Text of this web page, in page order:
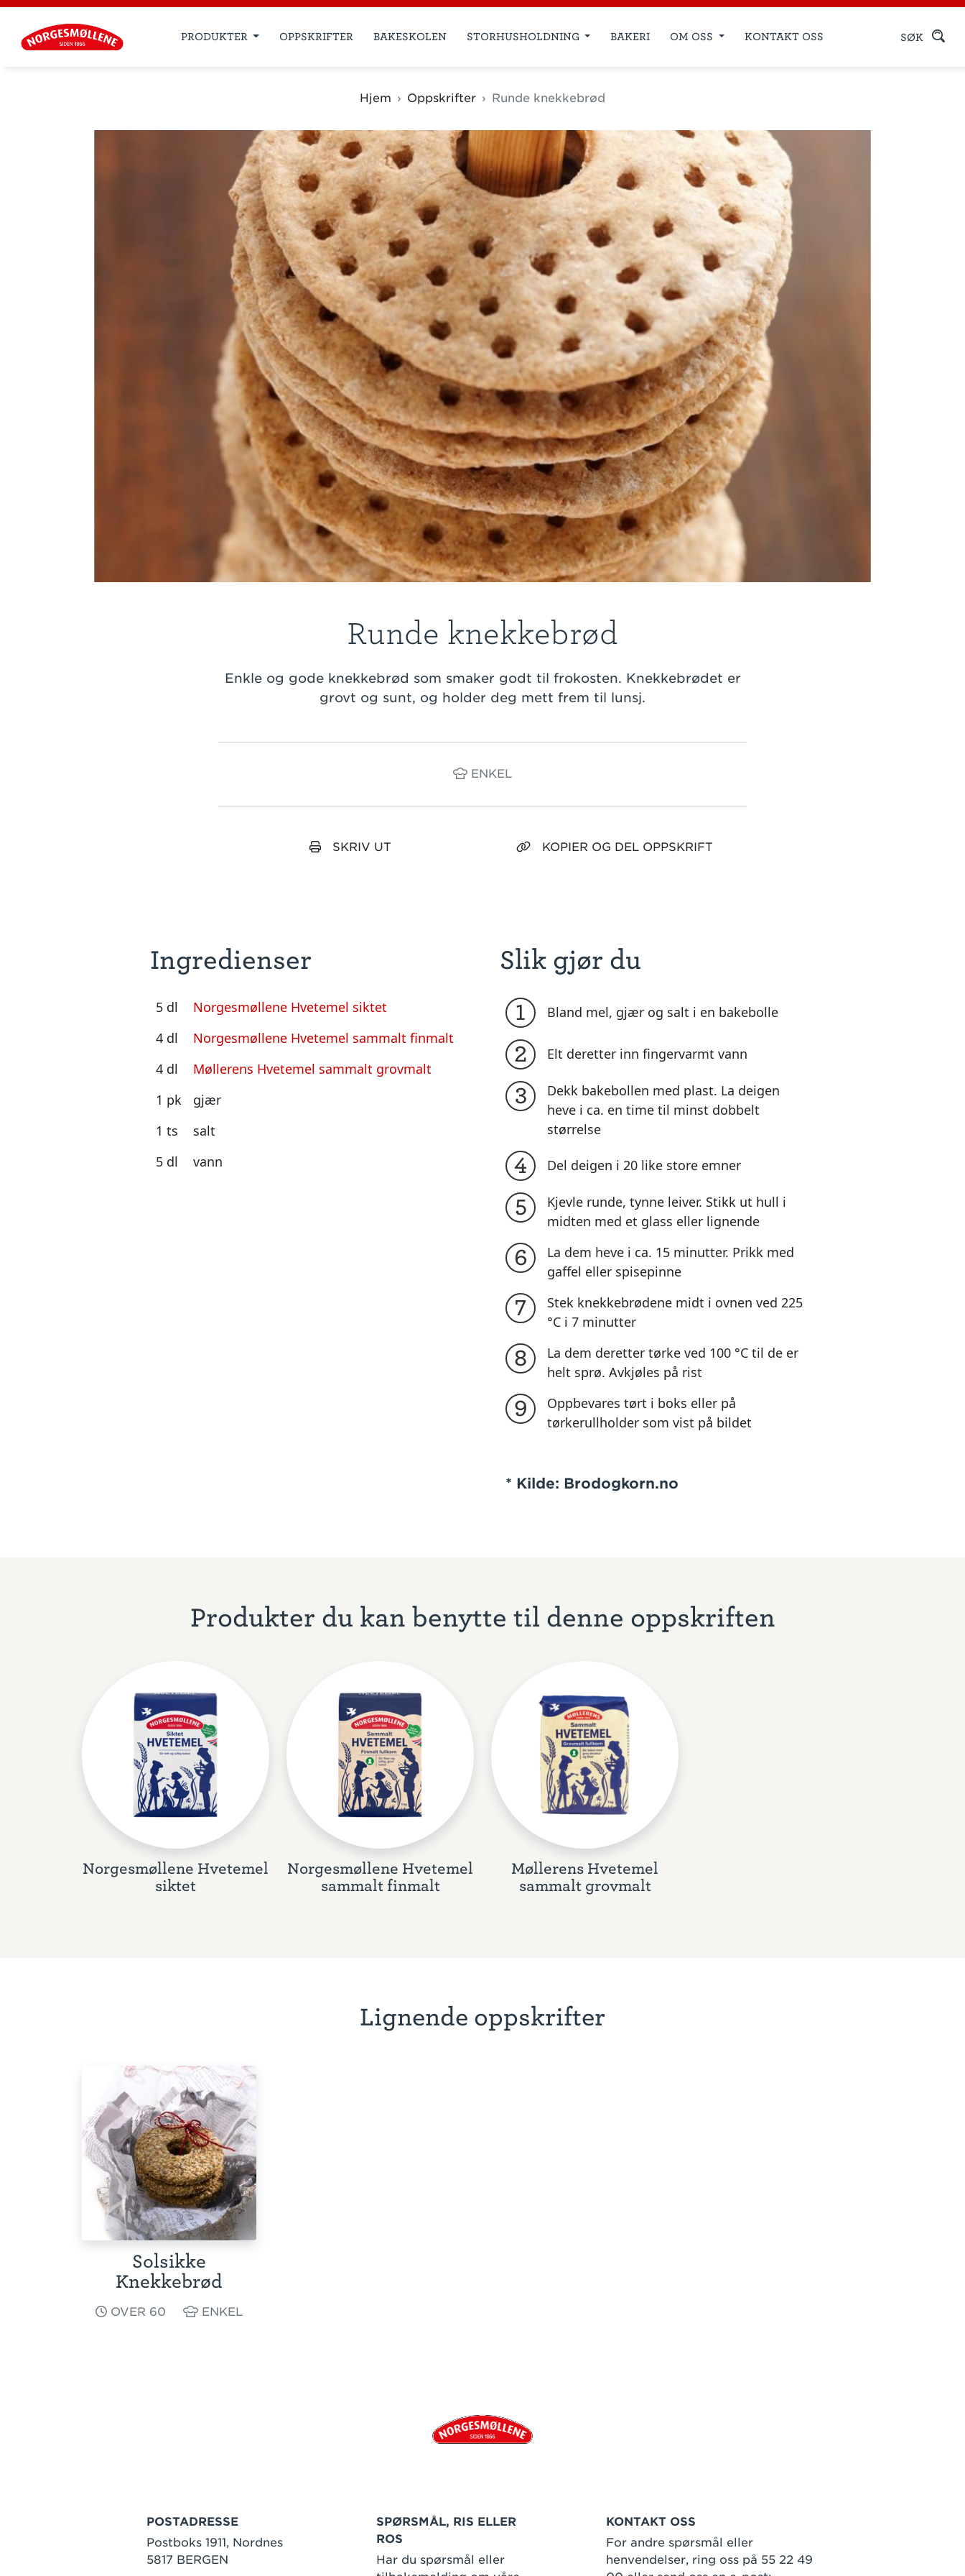
PRODUKTER OPPSKRIFTER BAKESKOLEN STORHUSHOLDNING BAKERI OM OSS KONTAKT OSS SØK
Hjem Oppskrifter Runde knekkebrød
Runde knekkebrød
Enkle og gode knekkebrød som smaker godt til frokosten. Knekkebrødet er
grovt og sunt, og holder deg mett frem til lunsj.
ENKEL
SKRIV UT KOPIER OG DEL OPPSKRIFT
Ingredienser
5 dl
Norgesmøllene Hvetemel siktet
4 dl
Norgesmøllene Hvetemel sammalt finmalt
4 dl
Møllerens Hvetemel sammalt grovmalt
1 pk
gjær
1 ts
salt
5 dl
vann
Slik gjør du
1 Bland mel, gjær og salt i en bakebolle
2 Elt deretter inn fingervarmt vann
3
Dekk bakebollen med plast. La deigen
heve i ca. en time til minst dobbelt
størrelse
4 Del deigen i 20 like store emner
5
Kjevle runde, tynne leiver. Stikk ut hull i
midten med et glass eller lignende
6
La dem heve i ca. 15 minutter. Prikk med
gaffel eller spisepinne
7
Stek knekkebrødene midt i ovnen ved 225
°C i 7 minutter
8
La dem deretter tørke ved 100 °C til de er
helt sprø. Avkjøles på rist
9
Oppbevares tørt i boks eller på
tørkerullholder som vist på bildet
* Kilde: Brodogkorn.no
Produkter du kan benytte til denne oppskriften
Norgesmøllene Hvetemel
siktet
Norgesmøllene Hvetemel
sammalt finmalt
Møllerens Hvetemel
sammalt grovmalt
Lignende oppskrifter
Solsikke
Knekkebrød
OVER 60 ENKEL
POSTADRESSE
Postboks 1911, Nordnes
5817 BERGEN
SPØRSMÅL, RIS ELLER
ROS
Har du spørsmål eller
KONTAKT OSS
For andre spørsmål eller
henvendelser, ring oss på 55 22 49